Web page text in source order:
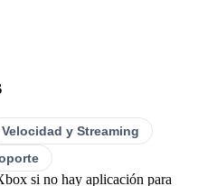
Velocidad y Streaming
si no hay aplicación para